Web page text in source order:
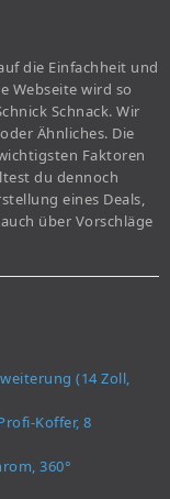
die Einfachheit und
Webseite wird so
Schnack. Wir
Ähnliches. Die
Faktoren
du dennoch
eines Deals,
über Vorschläge
(14 Zoll,
Koffer, 8
360°